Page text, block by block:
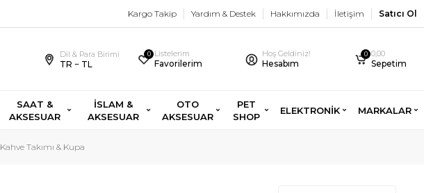
Kargo Takip Yardım & Destek Hakkımızda İletişim Satıcı Ol
Dil & Para Birimi
TR − TL
0 Listelerim
Favorilerim
Hoş Geldiniz!
Hesabım
0 0,00
Sepetim
SAAT &
AKSESUAR
İSLAM &
AKSESUAR
OTO
AKSESUAR
PET
SHOP
ELEKTRONİK MARKALAR
Kahve Takımı & Kupa